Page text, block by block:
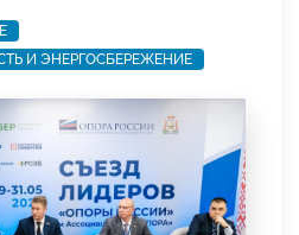
И ЭНЕРГОСБЕРЕЖЕНИЕ